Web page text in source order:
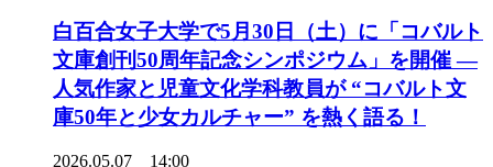
白百合女子大学で5月30日（土）に「コバルト
文庫創刊50周年記念シンポジウム」を開催 ―
人気作家と児童文化学科教員が “コバルト文
庫50年と少女カルチャー” を熱く語る！
2026.05.07 14:00